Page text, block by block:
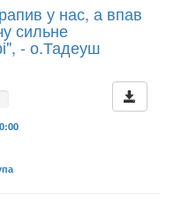
у нас, а впав
сильне
- о.Тадеуш